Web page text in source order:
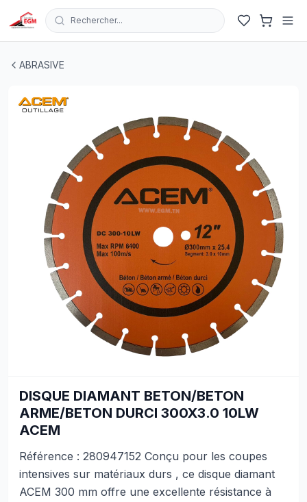
Rechercher...
ABRASIVE
DISQUE DIAMANT BETON/BETON
ARME/BETON DURCI 300X3.0 10LW
ACEM
Référence : 280947152 Conçu pour les coupes
intensives sur matériaux durs , ce disque diamant
ACEM 300 mm offre une excellente résistance à